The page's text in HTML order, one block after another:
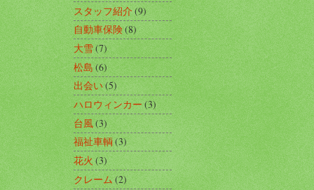
スタッフ紹介(9)
自動車保険(8)
大雪(7)
松島 (6)
出会い(5)
ハロウィンカー(3)
台風(3)
福祉車輌 (3)
花火(3)
クレーム(2)